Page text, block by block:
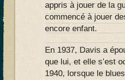
appris à jouer de la
commencé à jouer
encore enfant.
En 1937, Davis a
que lui, et elle s’est
1940, lorsque le